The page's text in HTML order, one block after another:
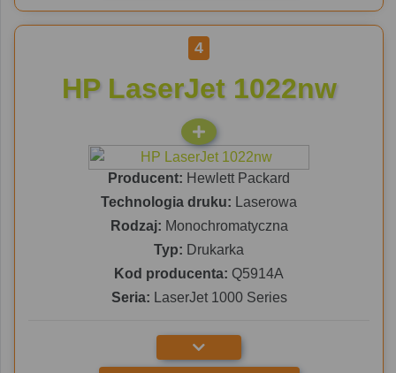
4
HP LaserJet 1022nw
Producent: Hewlett Packard
Technologia druku: Laserowa
Rodzaj: Monochromatyczna
Typ: Drukarka
Kod producenta: Q5914A
Seria: LaserJet 1000 Series